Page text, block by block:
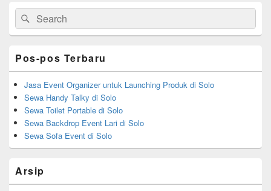
Primary
Sidebar
Widget
Area
Search
for:
Search
Pos-pos Terbaru
Jasa Event Organizer untuk Launching Produk di Solo
Sewa Handy Talky di Solo
Sewa Toilet Portable di Solo
Sewa Backdrop Event Lari di Solo
Sewa Sofa Event di Solo
Arsip